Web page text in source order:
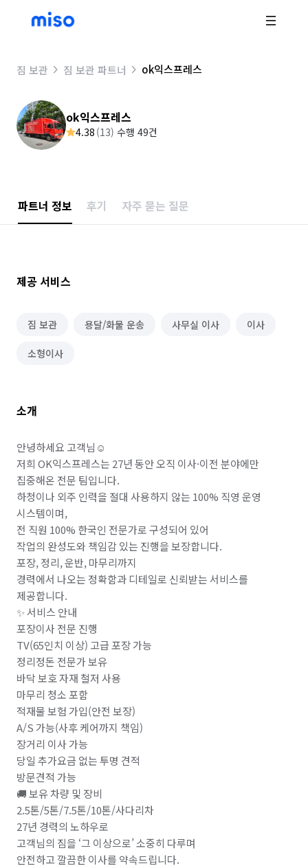
짐 보관 짐 보관 파트너 ok익스프레스
ok익스프레스
4.38 (13) 수행 49건
파트너 정보 후기 자주 묻는 질문
제공 서비스
짐 보관 용달/화물 운송 사무실 이사 이사
소형이사
소개
안녕하세요 고객님☺️
저희 OK익스프레스는 27년 동안 오직 이사·이전 분야에만
집중해온 전문 팀입니다.
하청이나 외주 인력을 절대 사용하지 않는 100% 직영 운영
시스템이며,
전 직원 100% 한국인 전문가로 구성되어 있어
작업의 완성도와 책임감 있는 진행을 보장합니다.
포장, 정리, 운반, 마무리까지
경력에서 나오는 정확함과 디테일로 신뢰받는 서비스를
제공합니다.
✨ 서비스 안내
포장이사 전문 진행
TV(65인치 이상) 고급 포장 가능
정리정돈 전문가 보유
바닥 보호 자재 철저 사용
마무리 청소 포함
적재물 보험 가입(안전 보장)
A/S 가능(사후 케어까지 책임)
장거리 이사 가능
당일 추가요금 없는 투명 견적
방문견적 가능
🚚 보유 차량 및 장비
2.5톤/5톤/7.5톤/10톤/사다리차
27년 경력의 노하우로
고객님의 짐을 ‘그 이상으로’ 소중히 다루며
안전하고 깔끔한 이사를 약속드립니다.